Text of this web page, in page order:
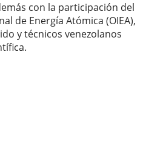
con la participación del
de Energía Atómica (OIEA),
y técnicos venezolanos